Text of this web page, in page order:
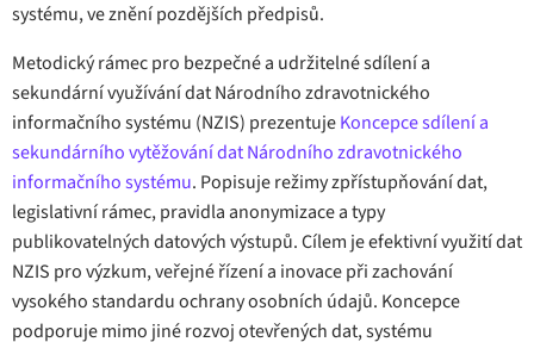
systému, ve znění pozdějších předpisů.
Metodický rámec pro bezpečné a udržitelné sdílení a
sekundární využívání dat Národního zdravotnického
informačního systému (NZIS) prezentujeKoncepce sdílení a
sekundárního vytěžování dat Národního zdravotnického
informačního systému. Popisuje režimy zpřístupňování dat,
legislativní rámec, pravidla anonymizace a typy
publikovatelných datových výstupů. Cílem je efektivní využití dat
NZIS pro výzkum, veřejné řízení a inovace při zachování
vysokého standardu ochrany osobních údajů. Koncepce
podporuje mimo jiné rozvoj otevřených dat, systému